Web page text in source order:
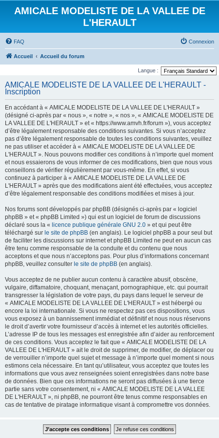
AMICALE MODELISTE DE LA VALLEE DE
L'HERAULT
FAQ Connexion
Accueil Accueil du forum
Langue :
AMICALE MODELISTE DE LA VALLEE DE L'HERAULT -
Inscription
En accédant à « AMICALE MODELISTE DE LA VALLEE DE L'HERAULT »
(désigné ci-après par « nous », « notre », « nos », « AMICALE MODELISTE DE
LA VALLEE DE L'HERAULT » et « https://www.amvh.fr/forum »), vous acceptez
d’être légalement responsable des conditions suivantes. Si vous n’acceptez
pas d’être légalement responsable de toutes les conditions suivantes, veuillez
ne pas utiliser et accéder à « AMICALE MODELISTE DE LA VALLEE DE
L'HERAULT ». Nous pouvons modifier ces conditions à n’importe quel moment
et nous essaierons de vous informer de ces modifications, bien que nous vous
conseillons de vérifier régulièrement par vous-même. En effet, si vous
continuez à participer à « AMICALE MODELISTE DE LA VALLEE DE
L'HERAULT » après que des modifications aient été effectuées, vous acceptez
d’être légalement responsable des conditions modifiées et mises à jour.
Nos forums sont développés par phpBB (désignés ci-après par « logiciel
phpBB » et « phpBB Limited ») qui est un logiciel de forum de discussions
déclaré sous la « licence publique générale GNU 2.0 » et qui peut être
téléchargé sur le site de phpBB (en anglais). Le logiciel phpBB a pour seul but
de faciliter les discussions sur internet et phpBB Limited ne peut en aucun cas
être tenu comme responsable de la conduite et du contenu que nous
acceptons et que nous n’acceptons pas. Pour plus d’informations concernant
phpBB, veuillez consulter le site de phpBB (en anglais).
Vous acceptez de ne publier aucun contenu à caractère abusif, obscène,
vulgaire, diffamatoire, choquant, menaçant, pornographique, etc. qui pourrait
transgresser la législation de votre pays, du pays dans lequel le serveur de
« AMICALE MODELISTE DE LA VALLEE DE L'HERAULT » est hébergé ou
encore la loi internationale. Si vous ne respectez pas ces dispositions, vous
vous exposez à un bannissement immédiat et définitif et nous nous réservons
le droit d’avertir votre fournisseur d’accès à internet et les autorités officielles.
L’adresse IP de tous les messages est enregistrée afin d’aider au renforcement
de ces conditions. Vous acceptez le fait que « AMICALE MODELISTE DE LA
VALLEE DE L'HERAULT » ait le droit de supprimer, de modifier, de déplacer ou
de verrouiller n’importe quel sujet et message à n’importe quel moment si nous
estimons cela nécessaire. En tant qu’utilisateur, vous acceptez que toutes les
informations que vous avez renseignées soient enregistrées dans notre base
de données. Bien que ces informations ne seront pas diffusées à une tierce
partie sans votre consentement, ni « AMICALE MODELISTE DE LA VALLEE
DE L'HERAULT », ni phpBB, ne pourront être tenus comme responsables en
cas de tentative de piratage informatique visant à compromettre vos données.